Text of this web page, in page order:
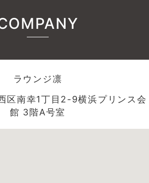
ラウンジ凛
区南幸1丁目2-9横浜プリンス会
館 3階A号室